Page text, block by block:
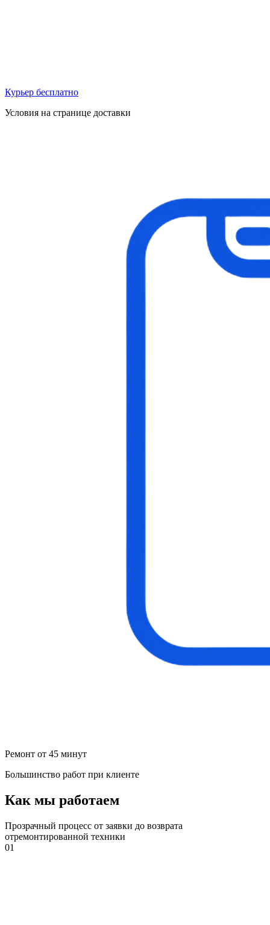
Курьер бесплатно
Условия на странице доставки
Ремонт от 45 минут
Большинство работ при клиенте
Как мы работаем
Прозрачный процесс от заявки до возврата
отремонтированной техники
01